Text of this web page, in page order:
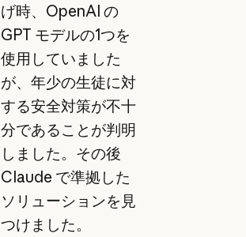
げ時、OpenAI の
GPT モデルの1つを
使用していました
が、年少の生徒に対
する安全対策が不十
分であることが判明
しました。その後
Claude で準拠した
ソリューションを見
つけました。